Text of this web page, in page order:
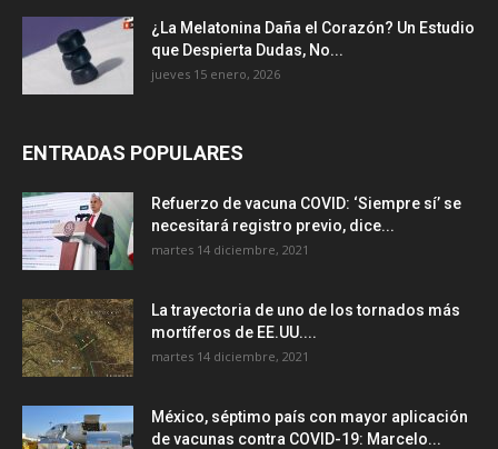
¿La Melatonina Daña el Corazón? Un Estudio
que Despierta Dudas, No...
jueves 15 enero, 2026
ENTRADAS POPULARES
Refuerzo de vacuna COVID: ‘Siempre sí’ se
necesitará registro previo, dice...
martes 14 diciembre, 2021
La trayectoria de uno de los tornados más
mortíferos de EE.UU....
martes 14 diciembre, 2021
México, séptimo país con mayor aplicación
de vacunas contra COVID-19: Marcelo...